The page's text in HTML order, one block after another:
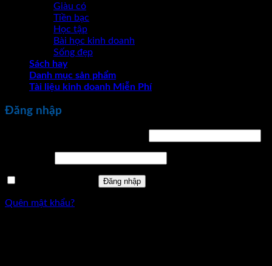
Giàu có
Tiền bạc
Học tập
Bài học kinh doanh
Sống đẹp
Sách hay
Danh mục sản phẩm
Tài liệu kinh doanh Miễn Phí
Đăng nhập
Đăng nhập
Quên mật khẩu?